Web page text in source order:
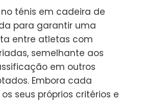
ténis em cadeira de
para garantir uma
entre atletas com
semelhante aos
em outros
Embora cada
seus próprios critérios e